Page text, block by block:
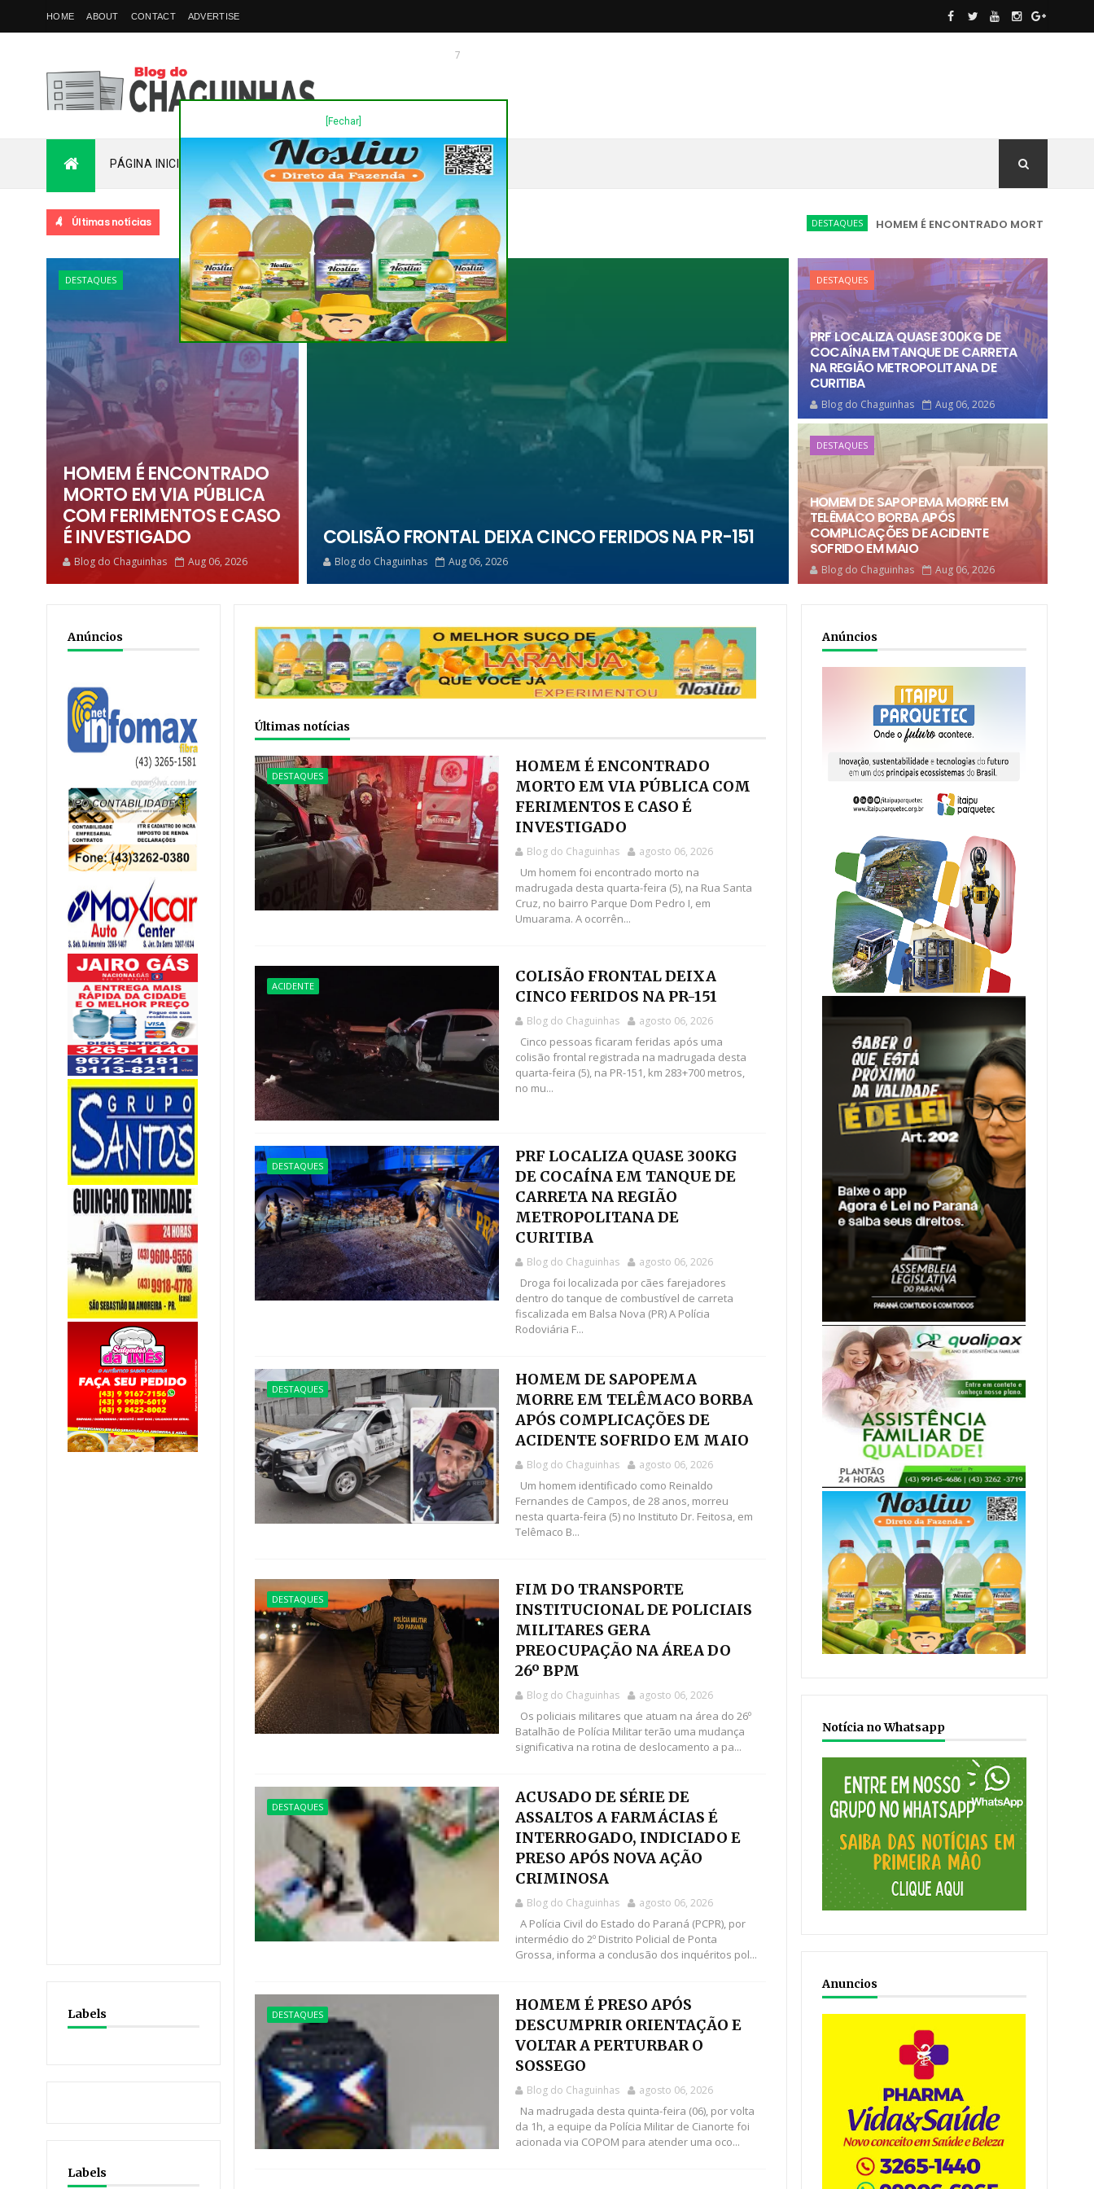
HOME ABOUT CONTACT ADVERTISE
7
PÁGINA INICIAL PLANTÃO FALE COM O CHAGUINHAS
Últimas notícias HOMEM É ENCONTRADO MORTO EM VIA PÚBLICA
DESTAQUES
HOMEM É ENCONTRADO
MORTO EM VIA PÚBLICA
COM FERIMENTOS E CASO
É INVESTIGADO
Blog do Chaguinhas Aug 06, 2026
ACIDENTE
COLISÃO FRONTAL DEIXA CINCO FERIDOS NA PR-151
Blog do Chaguinhas Aug 06, 2026
DESTAQUES
PRF LOCALIZA QUASE 300KG DE
COCAÍNA EM TANQUE DE CARRETA
NA REGIÃO METROPOLITANA DE
CURITIBA
Blog do Chaguinhas Aug 06, 2026
DESTAQUES
HOMEM DE SAPOPEMA MORRE EM
TELÊMACO BORBA APÓS
COMPLICAÇÕES DE ACIDENTE
SOFRIDO EM MAIO
Blog do Chaguinhas Aug 06, 2026
Anúncios
Labels
Labels
Últimas notícias
DESTAQUES
HOMEM É ENCONTRADO
MORTO EM VIA PÚBLICA COM
FERIMENTOS E CASO É
INVESTIGADO
Blog do Chaguinhas agosto 06, 2026
Um homem foi encontrado morto na
madrugada desta quarta-feira (5), na Rua Santa
Cruz, no bairro Parque Dom Pedro I, em
Umuarama. A ocorrên...
ACIDENTE
COLISÃO FRONTAL DEIXA
CINCO FERIDOS NA PR-151
Blog do Chaguinhas agosto 06, 2026
Cinco pessoas ficaram feridas após uma
colisão frontal registrada na madrugada desta
quarta-feira (5), na PR-151, km 283+700 metros,
no mu...
DESTAQUES
PRF LOCALIZA QUASE 300KG
DE COCAÍNA EM TANQUE DE
CARRETA NA REGIÃO
METROPOLITANA DE
CURITIBA
Blog do Chaguinhas agosto 06, 2026
Droga foi localizada por cães farejadores
dentro do tanque de combustível de carreta
fiscalizada em Balsa Nova (PR) A Polícia
Rodoviária F...
DESTAQUES
HOMEM DE SAPOPEMA
MORRE EM TELÊMACO BORBA
APÓS COMPLICAÇÕES DE
ACIDENTE SOFRIDO EM MAIO
Blog do Chaguinhas agosto 06, 2026
Um homem identificado como Reinaldo
Fernandes de Campos, de 28 anos, morreu
nesta quarta-feira (5) no Instituto Dr. Feitosa, em
Telêmaco B...
DESTAQUES
FIM DO TRANSPORTE
INSTITUCIONAL DE POLICIAIS
MILITARES GERA
PREOCUPAÇÃO NA ÁREA DO
26º BPM
Blog do Chaguinhas agosto 06, 2026
Os policiais militares que atuam na área do 26º
Batalhão de Polícia Militar terão uma mudança
significativa na rotina de deslocamento a pa...
DESTAQUES
ACUSADO DE SÉRIE DE
ASSALTOS A FARMÁCIAS É
INTERROGADO, INDICIADO E
PRESO APÓS NOVA AÇÃO
CRIMINOSA
Blog do Chaguinhas agosto 06, 2026
A Polícia Civil do Estado do Paraná (PCPR), por
intermédio do 2º Distrito Policial de Ponta
Grossa, informa a conclusão dos inquéritos pol...
DESTAQUES
HOMEM É PRESO APÓS
DESCUMPRIR ORIENTAÇÃO E
VOLTAR A PERTURBAR O
SOSSEGO
Blog do Chaguinhas agosto 06, 2026
Na madrugada desta quinta-feira (06), por volta
da 1h, a equipe da Polícia Militar de Cianorte foi
acionada via COPOM para atender uma oco...
Anúncios
Notícia no Whatsapp
Anuncios